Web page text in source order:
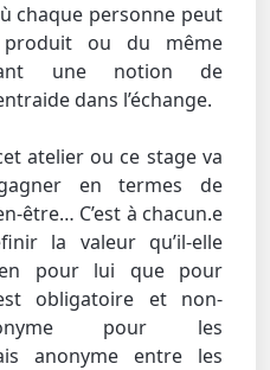
chaque personne peut
ou du même
une notion de
dans l’échange.
atelier ou ce stage va
en termes de
être… C’est à chacun.e
la valeur qu’il-elle
pour lui que pour
obligatoire et non-
pour les
anonyme entre les